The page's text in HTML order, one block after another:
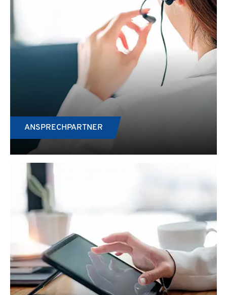
ANSPRECHPARTNER